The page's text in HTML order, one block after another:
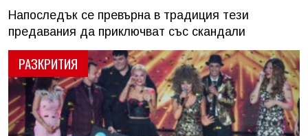
РАЗКРИТИЯ
Напоследък се превърна в традиция тези
предавания да приключват със скандали